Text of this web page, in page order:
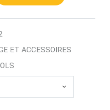
ET ACCESSOIRES